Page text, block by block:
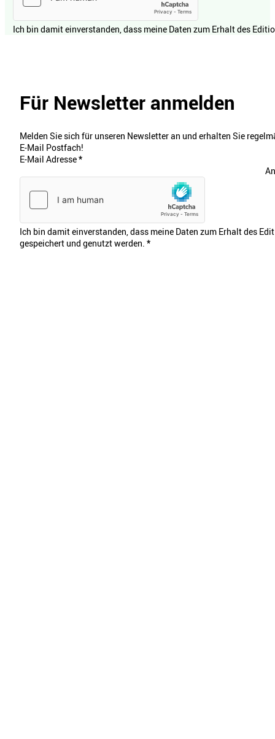
Ich bin damit einverstanden, dass meine Daten zum Erhalt des
Für Newsletter anmelden
Melden Sie sich für unseren Newsletter an und erhalten Sie
E-Mail Postfach!
E-Mail Adresse*
Ich bin damit einverstanden, dass meine Daten zum Erhalt des
gespeichert und genutzt werden. *